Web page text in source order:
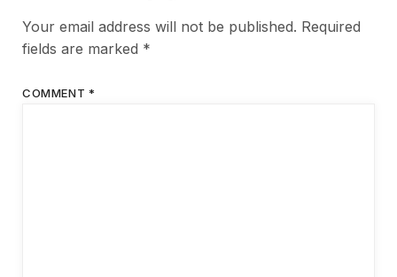
Your email address will not be published. Required
fields are marked *
COMMENT *